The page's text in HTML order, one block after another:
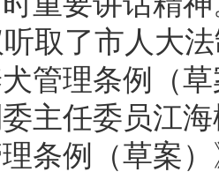
取了市人大法
管理条例（
主任委员江
条例（草案